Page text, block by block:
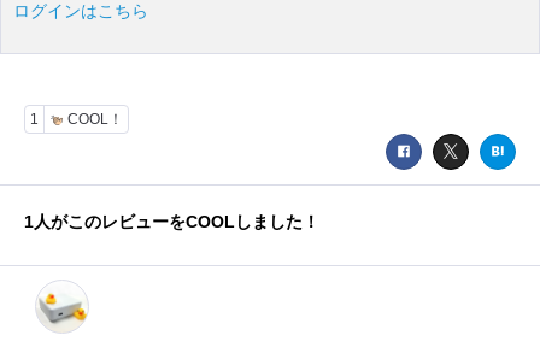
ログインはこちら
1 COOL！
1人がこのレビューをCOOLしました！